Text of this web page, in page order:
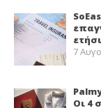
7
Οι 4